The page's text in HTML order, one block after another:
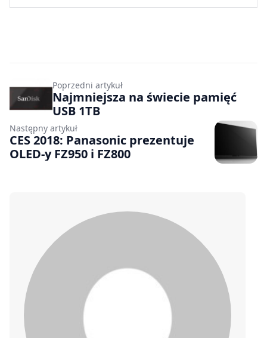
Poprzedni artykuł
Najmniejsza na świecie pamięć
USB 1TB
Następny artykuł
CES 2018: Panasonic prezentuje
OLED-y FZ950 i FZ800